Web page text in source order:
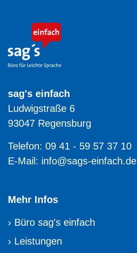
sag's einfach
Ludwigstraße 6
93047 Regensburg
Telefon: 09 41 - 59 57 37 10
E-Mail: info@sags-einfach.de
Mehr Infos
› Büro sag's einfach
› Leistungen